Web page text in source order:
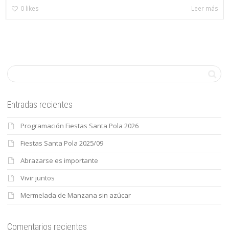
0 likes Leer más
Entradas recientes
Programación Fiestas Santa Pola 2026
Fiestas Santa Pola 2025/09
Abrazarse es importante
Vivir juntos
Mermelada de Manzana sin azúcar
Comentarios recientes